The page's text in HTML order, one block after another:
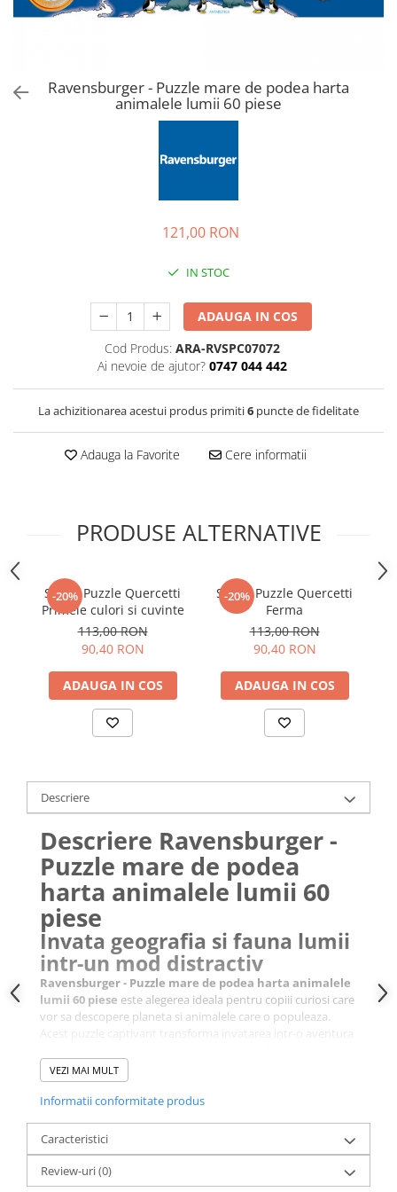
Decoratiuni
Jucarii electronice
Jucarii interactive
Ravensburger - Puzzle mare de podea harta
animalele lumii 60 piese
121,00 RON
IN STOC
ADAUGA IN COS
Cod Produs: ARA-RVSPC07072
Ai nevoie de ajutor? 0747 044 442
La achizitionarea acestui produs primiti6 puncte de fidelitate
Adauga la Favorite Cere informatii
PRODUSE ALTERNATIVE
-20%
Smart Puzzle Quercetti
Primele culori si cuvinte
113,00 RON
90,40 RON
ADAUGA IN COS
-20%
Smart Puzzle Quercetti
Ferma
113,00 RON
90,40 RON
ADAUGA IN COS
Descriere
Descriere Ravensburger -
Puzzle mare de podea
harta animalele lumii 60
piese
Invata geografia si fauna lumii
intr-un mod distractiv
Ravensburger - Puzzle mare de podea harta animalele
lumii 60 piese este alegerea ideala pentru copiii curiosi care
vor sa descopere planeta si animalele care o populeaza.
Acest puzzle captivant transforma invatarea intr-o aventura
fiecarui continent, perfect ilustrate pentru a atrage atentia
celor mici.Ravensburger - Puzzle mare de podea harta
animalele lumii 60 pieseimbina educatia cu joaca intr-un
Un puzzle educativ de podea
cu beneficii multiple
Conceput special pentru a fi folosit direct pe podea,
VEZI MAI MULT
Informatii conformitate produs
Caracteristici
Review-uri(0)